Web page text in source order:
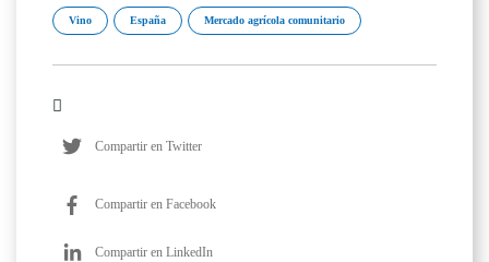
Vino España Mercado agrícola comunitario
Compartir en Twitter
Compartir en Facebook
Compartir en LinkedIn